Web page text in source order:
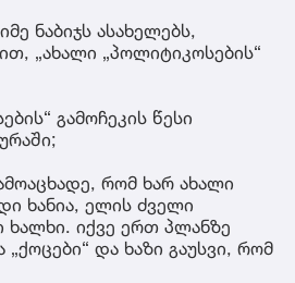
ნაბიჯს ასახელებს,
„ახალი „პოლიტიკოსების“
გამოჩეკის წესი
რომ ხარ ახალი
ხანია, ელის ძველი
იქვე ერთ პლანზე
„ქოცები“ და ხაზი გაუსვი, რომ